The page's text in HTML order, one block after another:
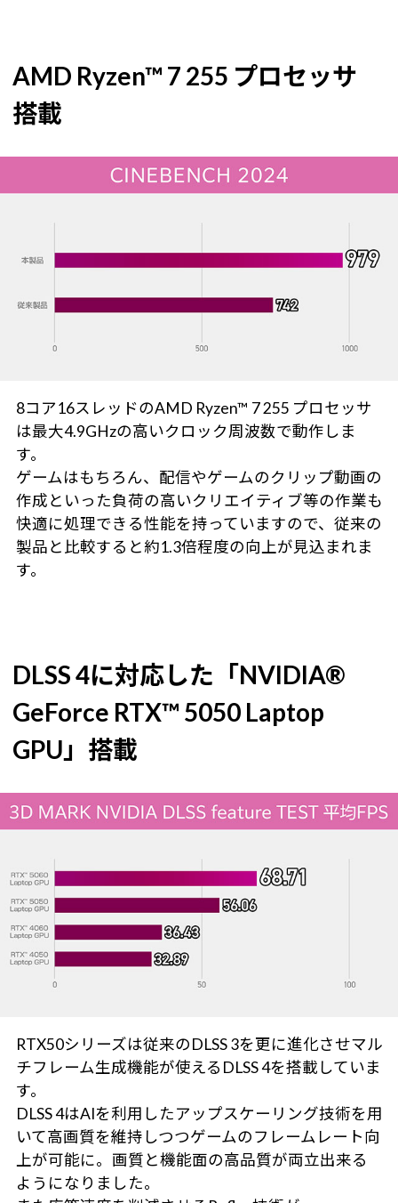
AMD Ryzen™ 7 255 プロセッサ
搭載
8コア16スレッドのAMD Ryzen™ 7 255 プロセッサ
は最大4.9GHzの高いクロック周波数で動作しま
す。
ゲームはもちろん、配信やゲームのクリップ動画の
作成といった負荷の高いクリエイティブ等の作業も
快適に処理できる性能を持っていますので、従来の
製品と比較すると約1.3倍程度の向上が見込まれま
す。
DLSS 4に対応した「NVIDIA®
GeForce RTX™ 5050 Laptop
GPU」搭載
RTX50シリーズは従来のDLSS 3を更に進化させマル
チフレーム生成機能が使えるDLSS 4を搭載していま
す。
DLSS 4はAIを利用したアップスケーリング技術を用
いて高画質を維持しつつゲームのフレームレート向
上が可能に。画質と機能面の高品質が両立出来る
ようになりました。